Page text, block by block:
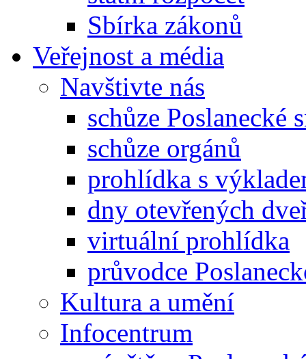
Sbírka zákonů
Veřejnost a média
Navštivte nás
schůze Poslanecké
schůze orgánů
prohlídka s
dny otevřených
virtuální prohlídka
průvodce
Kultura a umění
Infocentrum